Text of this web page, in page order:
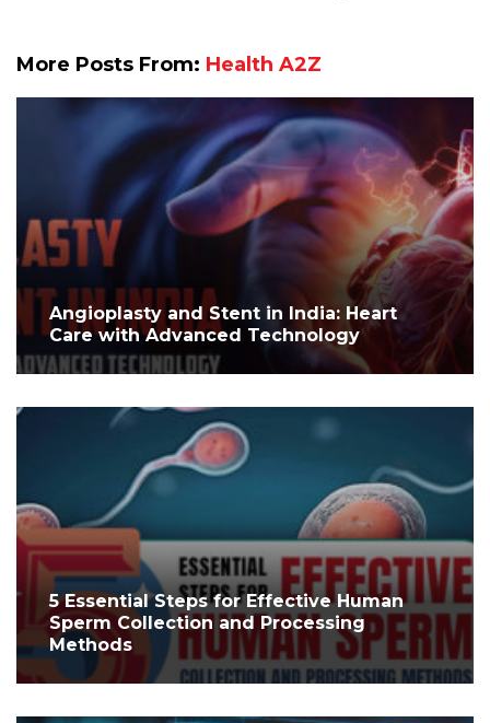
More Posts From: Health A2Z
Angioplasty and Stent in India: Heart
Care with Advanced Technology
5 Essential Steps for Effective Human
Sperm Collection and Processing
Methods